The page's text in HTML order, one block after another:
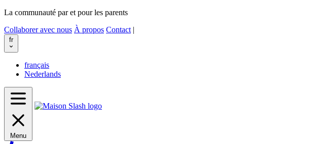
La communauté par et pour les parents
Collaborer avec nous À propos Contact |
fr
français
Nederlands
Menu